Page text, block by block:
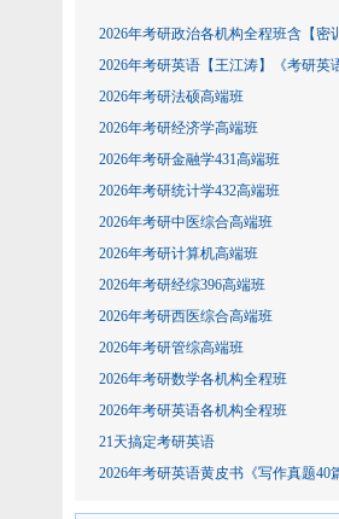
2026年考研政治各机构全程班含【密
2026年考研英语【王江涛】《考研英
2026年考研法硕高端班
2026年考研经济学高端班
2026年考研金融学431高端班
2026年考研统计学432高端班
2026年考研中医综合高端班
2026年考研计算机高端班
2026年考研经综396高端班
2026年考研西医综合高端班
2026年考研管综高端班
2026年考研数学各机构全程班
2026年考研英语各机构全程班
21天搞定考研英语
2026年考研英语黄皮书《写作真题40